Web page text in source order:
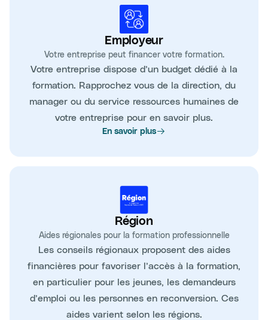
Employeur
Votre entreprise peut financer votre formation.
Votre entreprise dispose d’un budget dédié à la
formation. Rapprochez vous de la direction, du
manager ou du service ressources humaines de
votre entreprise pour en savoir plus.
En savoir plus
Région
Aides régionales pour la formation professionnelle
Les conseils régionaux proposent des aides
financières pour favoriser l’accès à la formation,
en particulier pour les jeunes, les demandeurs
d’emploi ou les personnes en reconversion. Ces
aides varient selon les régions.